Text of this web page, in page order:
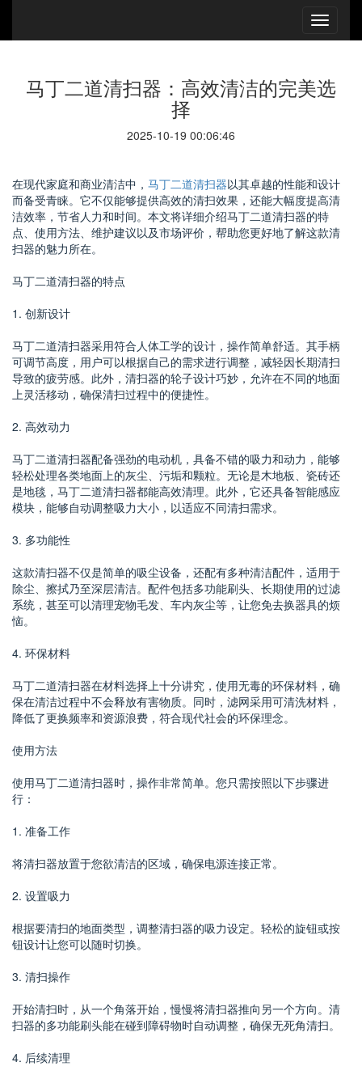
马丁二道清扫器：高效清洁的完美选
择
2025-10-19 00:06:46
在现代家庭和商业清洁中， 马丁二道清扫器以其卓越的性能和设计
而备受青睐。它不仅能够提供高效的清扫效果，还能大幅度提高清
洁效率，节省人力和时间。本文将详细介绍马丁二道清扫器的特
点、使用方法、维护建议以及市场评价，帮助您更好地了解这款清
扫器的魅力所在。
马丁二道清扫器的特点
1. 创新设计
马丁二道清扫器采用符合人体工学的设计，操作简单舒适。其手柄
可调节高度，用户可以根据自己的需求进行调整，减轻因长期清扫
导致的疲劳感。此外，清扫器的轮子设计巧妙，允许在不同的地面
上灵活移动，确保清扫过程中的便捷性。
2. 高效动力
马丁二道清扫器配备强劲的电动机，具备不错的吸力和动力，能够
轻松处理各类地面上的灰尘、污垢和颗粒。无论是木地板、瓷砖还
是地毯，马丁二道清扫器都能高效清理。此外，它还具备智能感应
模块，能够自动调整吸力大小，以适应不同清扫需求。
3. 多功能性
这款清扫器不仅是简单的吸尘设备，还配有多种清洁配件，适用于
除尘、擦拭乃至深层清洁。配件包括多功能刷头、长期使用的过滤
系统，甚至可以清理宠物毛发、车内灰尘等，让您免去换器具的烦
恼。
4. 环保材料
马丁二道清扫器在材料选择上十分讲究，使用无毒的环保材料，确
保在清洁过程中不会释放有害物质。同时，滤网采用可清洗材料，
降低了更换频率和资源浪费，符合现代社会的环保理念。
使用方法
使用马丁二道清扫器时，操作非常简单。您只需按照以下步骤进
行：
1. 准备工作
将清扫器放置于您欲清洁的区域，确保电源连接正常。
2. 设置吸力
根据要清扫的地面类型，调整清扫器的吸力设定。轻松的旋钮或按
钮设计让您可以随时切换。
3. 清扫操作
开始清扫时，从一个角落开始，慢慢将清扫器推向另一个方向。清
扫器的多功能刷头能在碰到障碍物时自动调整，确保无死角清扫。
4. 后续清理